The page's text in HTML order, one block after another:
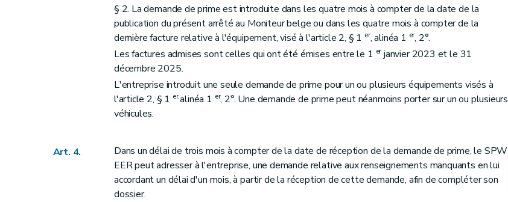
§ 2. La demande de prime est introduite dans les quatre mois à compter de la date de la
publication du présent arrêté au Moniteur belge ou dans les quatre mois à compter de la
dernière facture relative à l'équipement, visé à l'article 2, § 1 er, alinéa 1 er, 2°.
Les factures admises sont celles qui ont été émises entre le 1 erjanvier 2023 et le 31
décembre 2025.
L'entreprise introduit une seule demande de prime pour un ou plusieurs équipements visés à
l'article 2, § 1 er,alinéa 1 er, 2°. Une demande de prime peut néanmoins porter sur un ou plusieurs
véhicules.
Art. 4.
Dans un délai de trois mois à compter de la date de réception de la demande de prime, le SPW
EER peut adresser à l'entreprise, une demande relative aux renseignements manquants en lui
accordant un délai d'un mois, à partir de la réception de cette demande, afin de compléter son
dossier.